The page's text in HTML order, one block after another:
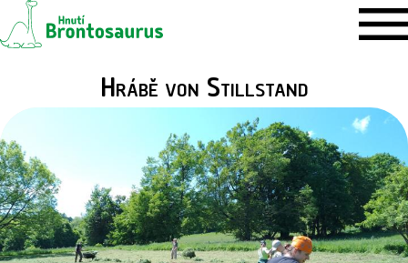
Hrábě von Stillstand